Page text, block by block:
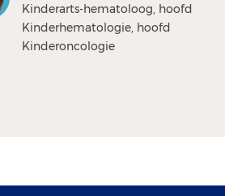
Kinderarts-hematoloog, hoofd
Kinderhematologie, hoofd
Kinderoncologie